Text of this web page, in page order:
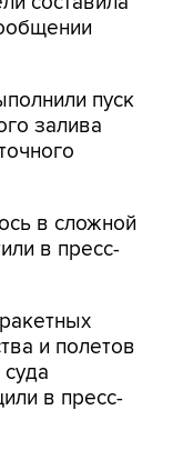
пуск
залива
в сложной
в пресс-
и полетов
в пресс-